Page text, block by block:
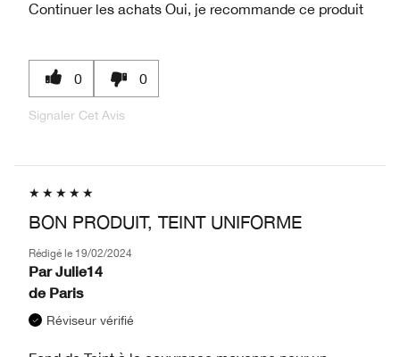
Continuer les achats Oui, je recommande ce produit
0 0
Signaler Cet Avis
BON PRODUIT, TEINT UNIFORME
Rédigé le 19/02/2024
Par Julie14
de Paris
Réviseur vérifié